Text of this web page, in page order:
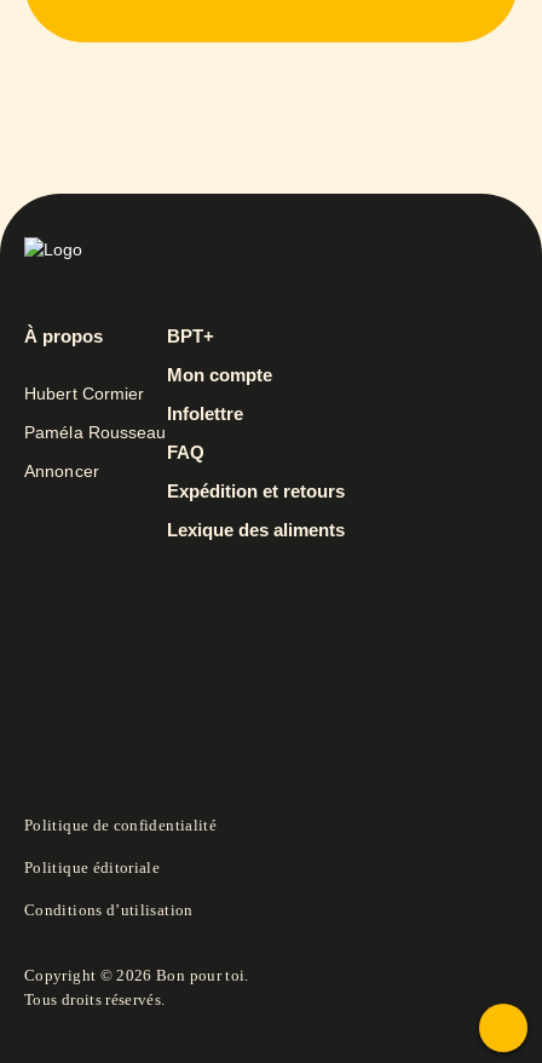
À propos
Hubert Cormier
Paméla Rousseau
Annoncer
BPT+
Mon compte
Infolettre
FAQ
Expédition et retours
Lexique des aliments
Politique de confidentialité
Politique éditoriale
Conditions d’utilisation
Copyright © 2026 Bon pour toi.
Tous droits réservés.